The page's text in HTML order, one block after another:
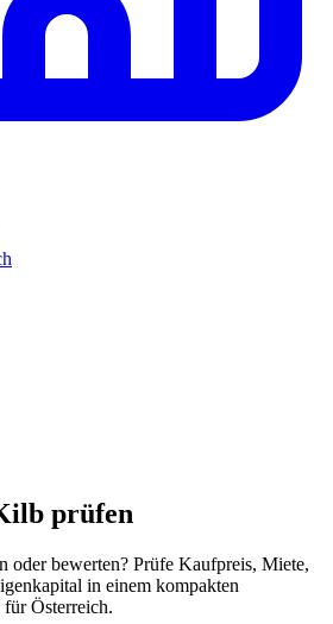
prüfen
bewerten? Prüfe Kaufpreis, Miete,
in einem kompakten
Österreich.